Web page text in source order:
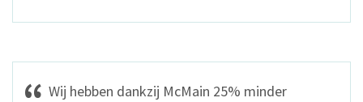
Wij hebben dankzij McMain 25% minder